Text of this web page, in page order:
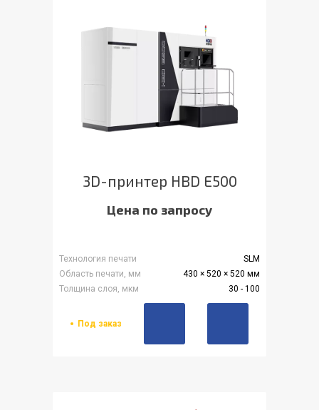
3D-принтер HBD E500
Цена по запросу
Технология печати
SLM
Область печати, мм
430 × 520 × 520 мм
Толщина слоя, мкм
30 - 100
Под заказ